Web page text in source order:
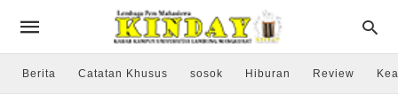
Berita Catatan Khusus sosok Hiburan Review